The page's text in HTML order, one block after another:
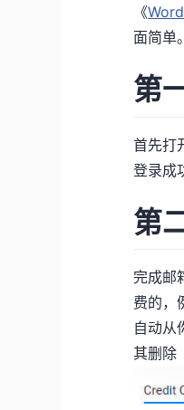
《
面简单
第
首先打
登录成
第
完成邮
费的，
自动从
其删除